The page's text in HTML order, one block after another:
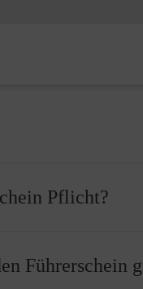
Pflicht?
Sie Ihren
einen Erste-Hilfe-
Führerschein